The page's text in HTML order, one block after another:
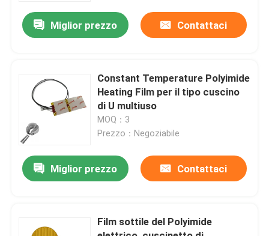
Giro della fabbrica
Controllo di qualità
Notizie
Richieda una citazione
Radiatore del film di pi
Miglior prezzo Contattaci
Constant Temperature Polyimide
Heating Film per il tipo cuscino
di U multiuso
MOQ：3
Prezzo：Negoziabile
Miglior prezzo Contattaci
Film sottile del Polyimide